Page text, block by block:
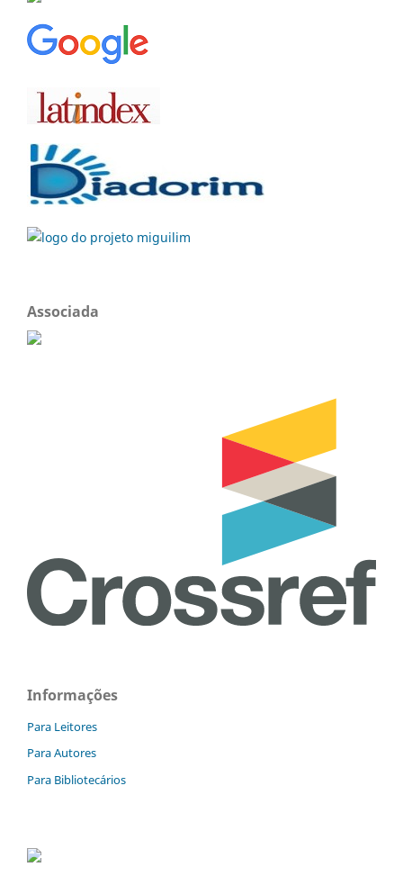
Associada
Informações
Para Leitores
Para Autores
Para Bibliotecários